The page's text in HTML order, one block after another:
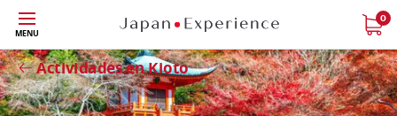
Tamaño
MENU
0
Actividades en Kioto
Close